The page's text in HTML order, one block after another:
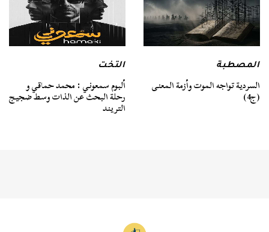
المصطبة
السردية تواجه الموت وأزمة المعنى
(ج4)
التخت
ألبوم سمعوني : محمد حماقي و
رحلة البحث عن الذات وسط ضجيج
التريند